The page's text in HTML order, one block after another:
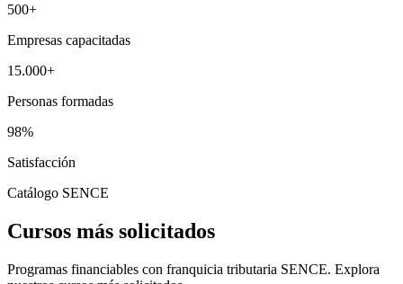
500+
Empresas capacitadas
15.000+
Personas formadas
98%
Satisfacción
Catálogo SENCE
Cursos más solicitados
Programas financiables con franquicia tributaria SENCE. Explora